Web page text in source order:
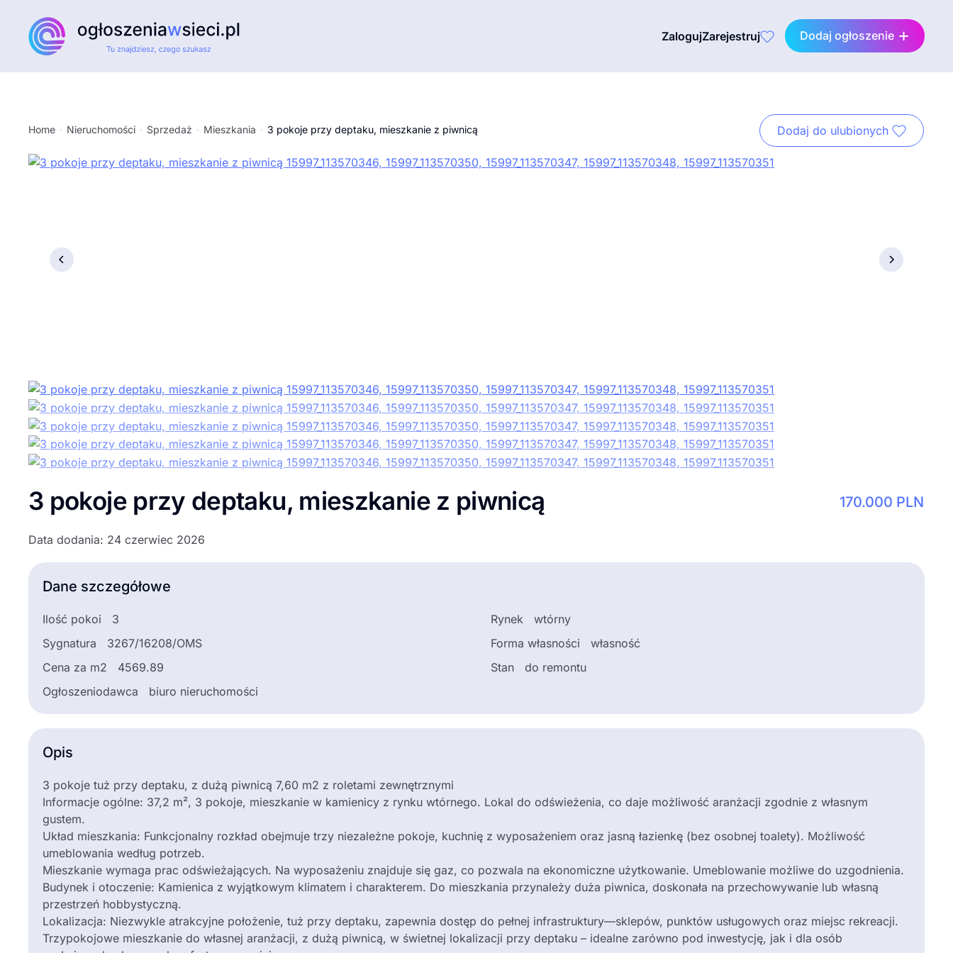
Przejdź do głównej treści ZalogujZarejestruj Dodaj ogłoszenie
Home Nieruchomości Sprzedaż Mieszkania 3 pokoje przy deptaku, mieszkanie z piwnicą Dodaj do ulubionych
3 pokoje przy deptaku, mieszkanie z piwnicą 170.000 PLN
Data dodania: 24 czerwiec 2026
Dane szczegółowe
Ilość pokoi
3
Sygnatura
3267/16208/OMS
Cena za m2
4569.89
Ogłoszeniodawca
biuro nieruchomości
Rynek
wtórny
Forma własności
własność
Stan
do remontu
Opis
3 pokoje tuż przy deptaku, z dużą piwnicą 7,60 m2 z roletami zewnętrznymi
Informacje ogólne: 37,2 m², 3 pokoje, mieszkanie w kamienicy z rynku wtórnego. Lokal do odświeżenia, co daje możliwość aranżacji zgodnie z własnym
gustem.
Układ mieszkania: Funkcjonalny rozkład obejmuje trzy niezależne pokoje, kuchnię z wyposażeniem oraz jasną łazienkę (bez osobnej toalety). Możliwość
umeblowania według potrzeb.
Mieszkanie wymaga prac odświeżających. Na wyposażeniu znajduje się gaz, co pozwala na ekonomiczne użytkowanie. Umeblowanie możliwe do uzgodnienia.
Budynek i otoczenie: Kamienica z wyjątkowym klimatem i charakterem. Do mieszkania przynależy duża piwnica, doskonała na przechowywanie lub własną
przestrzeń hobbystyczną.
Lokalizacja: Niezwykle atrakcyjne położenie, tuż przy deptaku, zapewnia dostęp do pełnej infrastruktury—sklepów, punktów usługowych oraz miejsc rekreacji.
Trzypokojowe mieszkanie do własnej aranżacji, z dużą piwnicą, w świetnej lokalizacji przy deptaku – idealne zarówno pod inwestycję, jak i dla osób